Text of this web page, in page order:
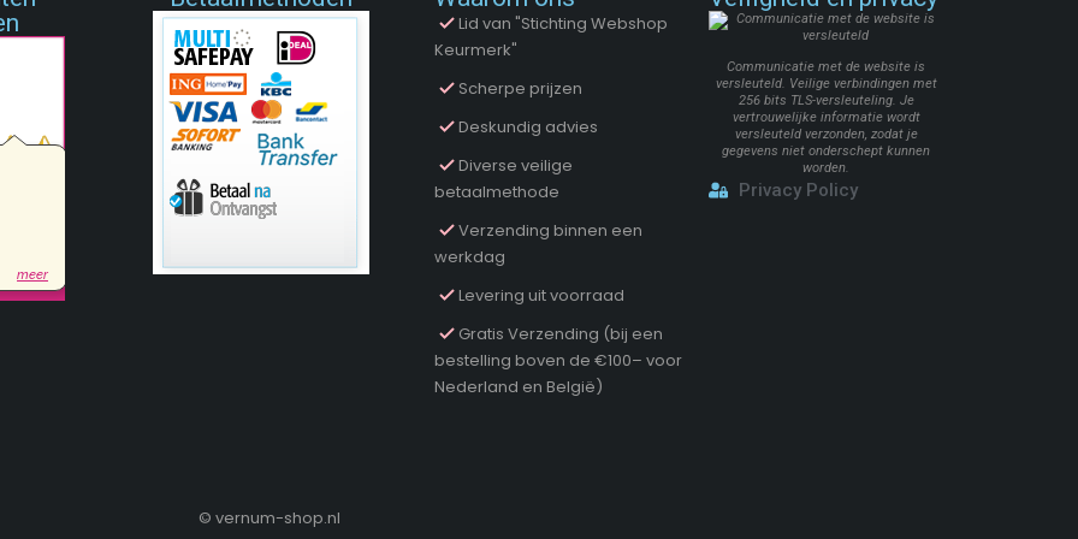
Lid van "Stichting Webshop
Keurmerk"
Scherpe prijzen
Deskundig advies
Diverse veilige
betaalmethode
Verzending binnen een
werkdag
Levering uit voorraad
Gratis Verzending (bij een
bestelling boven de €100– voor
Nederland en België)
Communicatie met de website is
versleuteld. Veilige verbindingen met
256 bits TLS-versleuteling. Je
vertrouwelijke informatie wordt
versleuteld verzonden, zodat je
gegevens niet onderschept kunnen
worden.
Privacy Policy
© vernum-shop.nl